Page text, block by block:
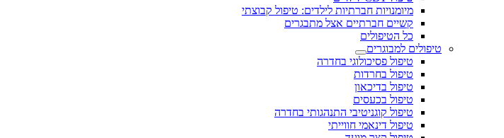
מיומנויות חברתיות לילדים: טיפול קבוצתי
קשיים חברתיים אצל מתבגרים
כל הטיפולים
טיפולים למבוגרים
טיפול פסיכולוגי בחדרה
טיפול בחרדות
טיפול בדיכאון
טיפול בכעסים
טיפול קוגניטיבי התנהגותי בחדרה
טיפול דינאמי חווייתי